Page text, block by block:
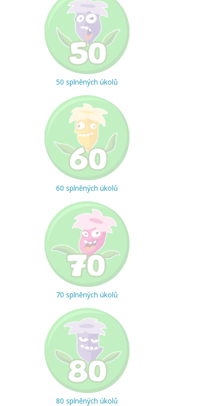
50 splněných úkolů
60 splněných úkolů
70 splněných úkolů
80 splněných úkolů